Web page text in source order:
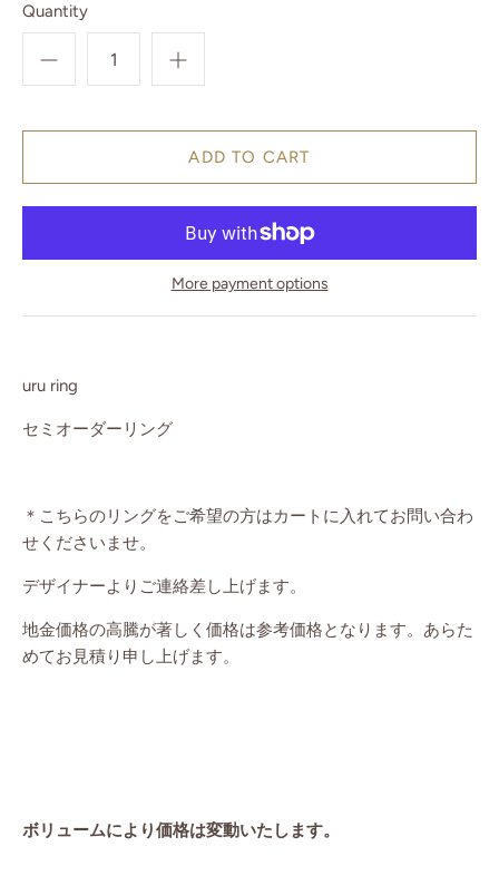
Quantity
More payment options
uru ring
セミオーダーリング
＊こちらのリングをご希望の方はカートに入れてお問い合わ
せくださいませ。
デザイナーよりご連絡差し上げます。
地金価格の高騰が著しく価格は参考価格となります。あらた
めてお見積り申し上げます。
ボリュームにより価格は変動いたします。